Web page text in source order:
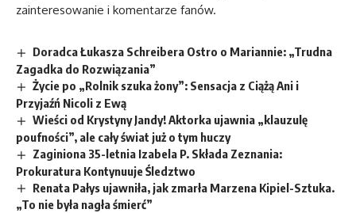
zainteresowanie i komentarze fanów.
Doradca Łukasza Schreibera Ostro o Mariannie: „Trudna
Zagadka do Rozwiązania”
Życie po „Rolnik szuka żony”: Sensacja z Ciążą Ani i
Przyjaźń Nicoli z Ewą
Wieści od Krystyny Jandy! Aktorka ujawnia „klauzulę
poufności”, ale cały świat już o tym huczy
Zaginiona 35-letnia Izabela P. Składa Zeznania:
Prokuratura Kontynuuje Śledztwo
Renata Pałys ujawniła, jak zmarła Marzena Kipiel-Sztuka.
„To nie była nagła śmierć”